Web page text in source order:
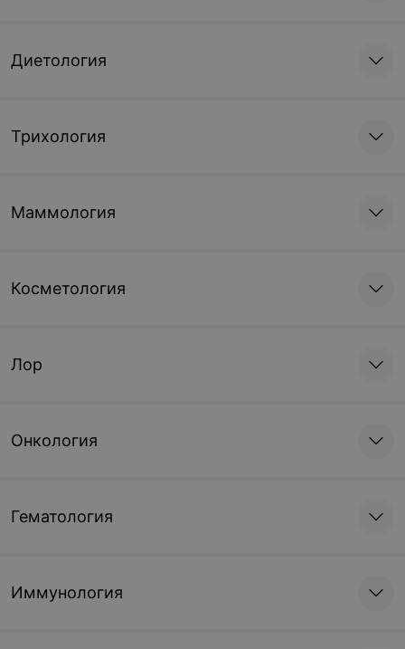
Диетология
Трихология
Маммология
Косметология
Лор
Онкология
Гематология
Иммунология